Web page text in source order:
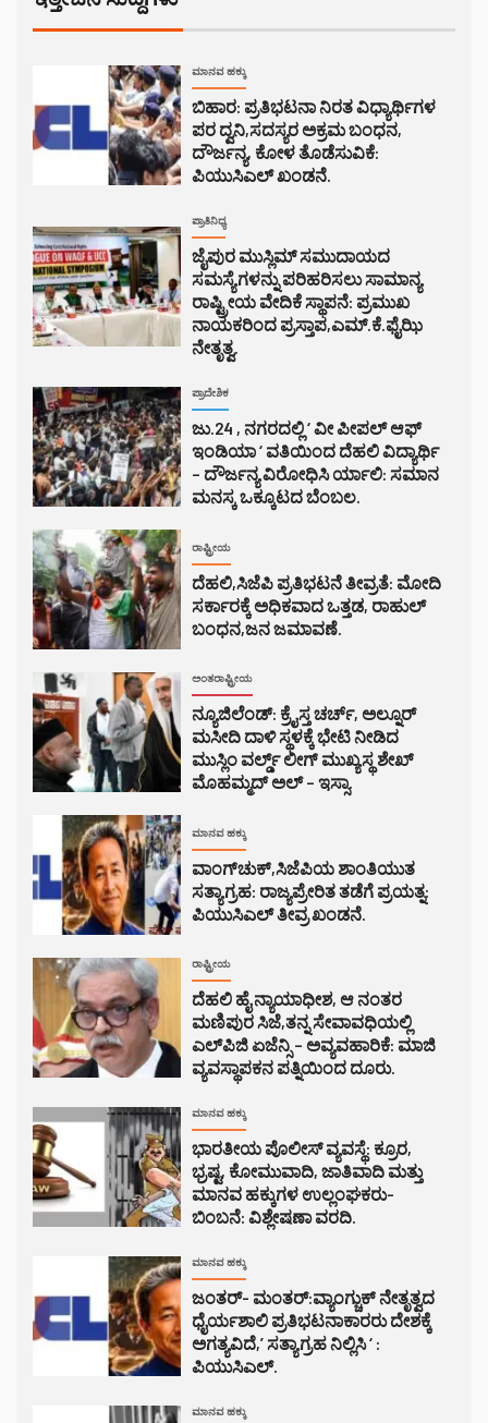
ಮಾನವ ಹಕ್ಕು
ಬಿಹಾರ: ಪ್ರತಿಭಟನಾ ನಿರತ ವಿಧ್ಯಾರ್ಥಿಗಳ
ಪರ ದ್ವನಿ,ಸದಸ್ಯರ ಅಕ್ರಮ ಬಂಧನ,
ದೌರ್ಜನ್ಯ, ಕೋಳ ತೊಡೆಸುವಿಕೆ:
ಪಿಯುಸಿಎಲ್ ಖಂಡನೆ.
ಪ್ರಾತಿನಿಧ್ಯ
ಜೈಪುರ ಮುಸ್ಲಿಮ್ ಸಮುದಾಯದ
ಸಮಸ್ಯೆಗಳನ್ನು ಪರಿಹರಿಸಲು ಸಾಮಾನ್ಯ
ರಾಷ್ಟ್ರೀಯ ವೇದಿಕೆ ಸ್ಥಾಪನೆ: ಪ್ರಮುಖ
ನಾಯಕರಿಂದ ಪ್ರಸ್ತಾಪ,ಎಮ್.ಕೆ.ಫೈಝಿ
ನೇತೃತ್ವ.
ಪ್ರಾದೇಶಿಕ
ಜು.24 , ನಗರದಲ್ಲಿ ‘ ವೀ ಪೀಪಲ್ ಆಫ್
ಇಂಡಿಯಾ ‘ ವತಿಯಿಂದ ದೆಹಲಿ ವಿದ್ಯಾರ್ಥಿ
– ದೌರ್ಜನ್ಯ ವಿರೋಧಿಸಿ ರ್ಯಾಲಿ: ಸಮಾನ
ಮನಸ್ಕ ಒಕ್ಕೂಟದ ಬೆಂಬಲ.
ರಾಷ್ಟ್ರೀಯ
ದೆಹಲಿ,ಸಿಜೆಪಿ ಪ್ರತಿಭಟನೆ ತೀವ್ರತೆ: ಮೋದಿ
ಸರ್ಕಾರಕ್ಕೆ ಅಧಿಕವಾದ ಒತ್ತಡ, ರಾಹುಲ್
ಬಂಧನ,ಜನ ಜಮಾವಣೆ.
ಅಂತರಾಷ್ಟ್ರೀಯ
ನ್ಯೂಜಿಲೆಂಡ್: ಕ್ರೈಸ್ತ ಚರ್ಚ್, ಅಲ್ನೂರ್
ಮಸೀದಿ ದಾಳಿ ಸ್ಥಳಕ್ಕೆ ಭೇಟಿ ನೀಡಿದ
ಮುಸ್ಲಿಂ ವರ್ಲ್ಡ್ ಲೀಗ್ ಮುಖ್ಯಸ್ಥ ಶೇಖ್
ಮೊಹಮ್ಮದ್ ಅಲ್ – ಇಸ್ಸಾ.
ಮಾನವ ಹಕ್ಕು
ವಾಂಗ್‌ಚುಕ್,ಸಿಜೆಪಿಯ ಶಾಂತಿಯುತ
ಸತ್ಯಾಗ್ರಹ: ರಾಜ್ಯಪ್ರೇರಿತ ತಡೆಗೆ ಪ್ರಯತ್ನ:
ಪಿಯುಸಿಎಲ್ ತೀವ್ರ ಖಂಡನೆ.
ರಾಷ್ಟ್ರೀಯ
ದೆಹಲಿ ಹೈ ನ್ಯಾಯಾಧೀಶ, ಆ ನಂತರ
ಮಣಿಪುರ ಸಿಜೆ,ತನ್ನ ಸೇವಾವಧಿಯಲ್ಲಿ
ಎಲ್‌ಪಿಜಿ ಏಜೆನ್ಸಿ – ಅವ್ಯವಹಾರಿಕೆ: ಮಾಜಿ
ವ್ಯವಸ್ಥಾಪಕನ ಪತ್ನಿಯಿಂದ ದೂರು.
ಮಾನವ ಹಕ್ಕು
ಭಾರತೀಯ ಪೊಲೀಸ್ ವ್ಯವಸ್ಥೆ: ಕ್ರೂರ,
ಭ್ರಷ್ಟ, ಕೋಮುವಾದಿ, ಜಾತಿವಾದಿ ಮತ್ತು
ಮಾನವ ಹಕ್ಕುಗಳ ಉಲ್ಲಂಘಕರು-
ಬಿಂಬನೆ: ವಿಶ್ಲೇಷಣಾ ವರದಿ.
ಮಾನವ ಹಕ್ಕು
ಜಂತರ್- ಮಂತರ್:ವ್ಯಾಂಗ್ಚುಕ್ ನೇತೃತ್ವದ
ಧೈರ್ಯಶಾಲಿ ಪ್ರತಿಭಟನಾಕಾರರು ದೇಶಕ್ಕೆ
ಅಗತ್ಯವಿದೆ,’ ಸತ್ಯಾಗ್ರಹ ನಿಲ್ಲಿಸಿ ‘ :
ಪಿಯುಸಿಎಲ್.
ಮಾನವ ಹಕ್ಕು